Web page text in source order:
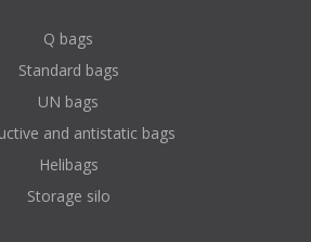
Q bags
Standard bags
UN bags
and antistatic bags
Helibags
Storage silo